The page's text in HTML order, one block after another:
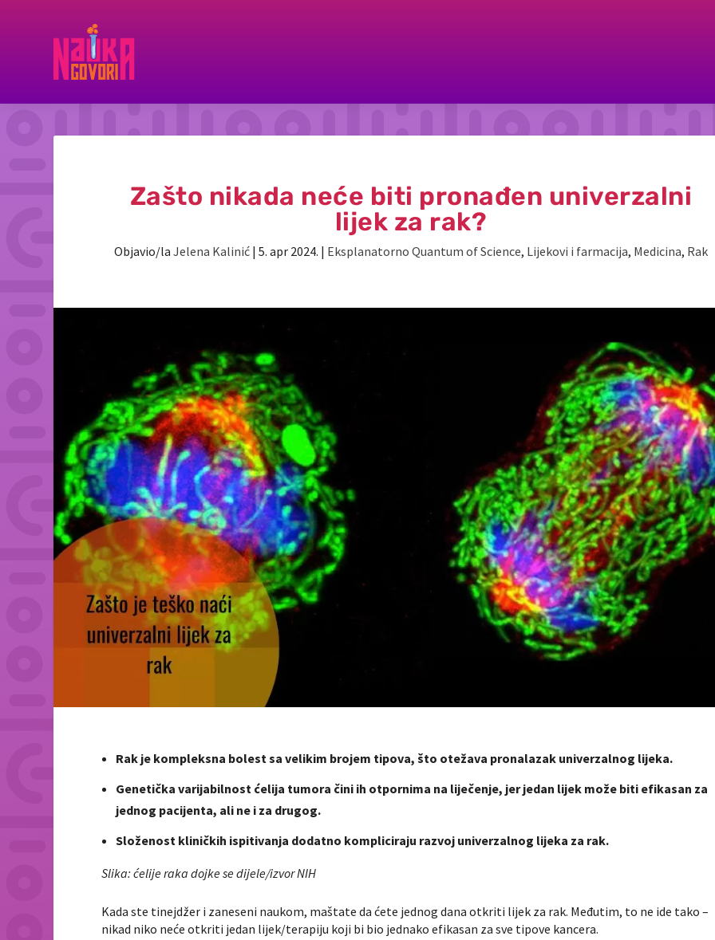
Zašto nikada neće biti pronađen univerzalni
lijek za rak?
Objavio/la Jelena Kalinić| 5. apr 2024. | Eksplanatorno Quantum of Science, Lijekovi i farmacija, Medicina, Rak
Rak je kompleksna bolest sa velikim brojem tipova, što otežava pronalazak univerzalnog lijeka.
Genetička varijabilnost ćelija tumora čini ih otpornima na liječenje, jer jedan lijek može biti efikasan za
jednog pacijenta, ali ne i za drugog.
Složenost kliničkih ispitivanja dodatno kompliciraju razvoj univerzalnog lijeka za rak.
Slika: ćelije raka dojke se dijele/izvor NIH
Kada ste tinejdžer i zaneseni naukom, maštate da ćete jednog dana otkriti lijek za rak. Međutim, to ne ide tako –
nikad niko neće otkriti jedan lijek/terapiju koji bi bio jednako efikasan za sve tipove kancera.